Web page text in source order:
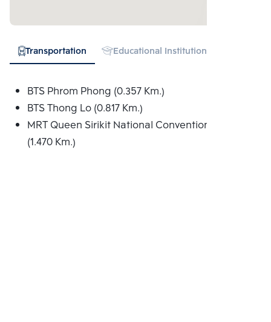
Transportation Educational Institution
BTS Phrom Phong (0.357 Km.)
BTS Thong Lo (0.817 Km.)
MRT Queen Sirikit National Convention Centre
(1.470 Km.)